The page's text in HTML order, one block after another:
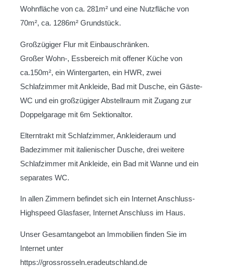
Wohnfläche von ca. 281m² und eine Nutzfläche von
70m², ca. 1286m² Grundstück.
Großzügiger Flur mit Einbauschränken.
Großer Wohn-, Essbereich mit offener Küche von
ca.150m², ein Wintergarten, ein HWR, zwei
Schlafzimmer mit Ankleide, Bad mit Dusche, ein Gäste-
WC und ein großzügiger Abstellraum mit Zugang zur
Doppelgarage mit 6m Sektionaltor.
Elterntrakt mit Schlafzimmer, Ankleideraum und
Badezimmer mit italienischer Dusche, drei weitere
Schlafzimmer mit Ankleide, ein Bad mit Wanne und ein
separates WC.
In allen Zimmern befindet sich ein Internet Anschluss-
Highspeed Glasfaser, Internet Anschluss im Haus.
Unser Gesamtangebot an Immobilien finden Sie im
Internet unter
https://grossrosseln.eradeutschland.de